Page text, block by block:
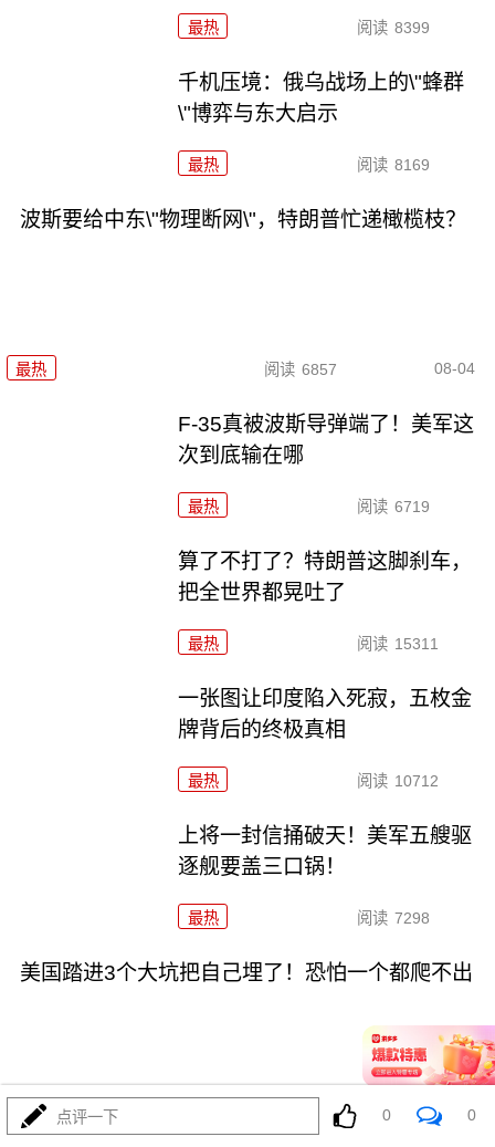
最热 阅读 8399
千机压境：俄乌战场上的\"蜂群
\"博弈与东大启示
最热 阅读 8169
波斯要给中东\"物理断网\"，特朗普忙递橄榄枝？
最热 阅读 6857 08-04
F-35真被波斯导弹端了！美军这
次到底输在哪
最热 阅读 6719
算了不打了？特朗普这脚刹车，
把全世界都晃吐了
最热 阅读 15311
一张图让印度陷入死寂，五枚金
牌背后的终极真相
最热 阅读 10712
上将一封信捅破天！美军五艘驱
逐舰要盖三口锅！
最热 阅读 7298
美国踏进3个大坑把自己埋了！恐怕一个都爬不出
最热 17164 08-03
点评一下 0 0